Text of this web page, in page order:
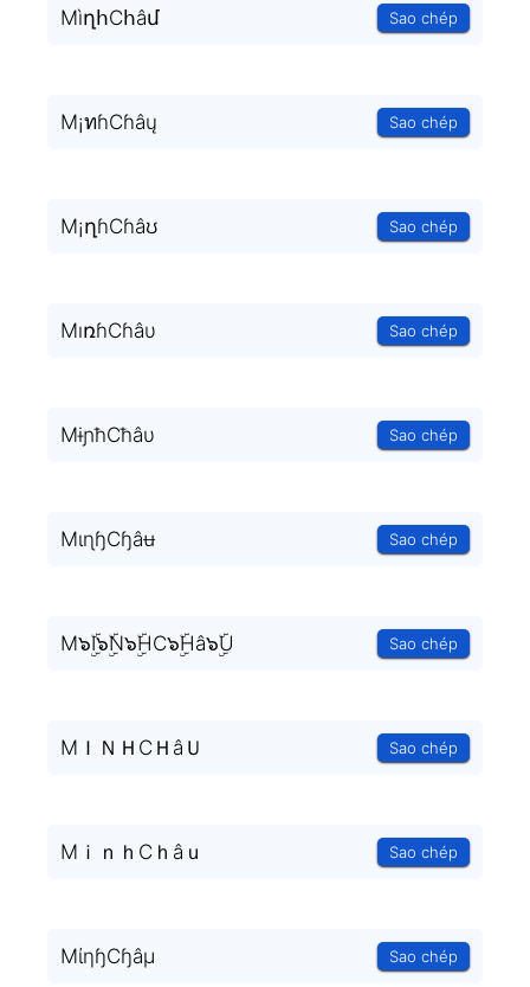
MìղհCհâմ Sao chép
M¡ทɦCɦâų Sao chép
M¡ղɦCɦâʊ Sao chép
MıռɦCɦâυ Sao chép
MɨɲħCħâυ Sao chép
MɩɳɧCɧâʉ Sao chép
M๖ۣۜI๖ۣۜN๖ۣۜHC๖ۣۜHâ๖ۣۜU Sao chép
MＩＮＨCＨâＵ Sao chép
MｉｎｈCｈâｕ Sao chép
MίηɧCɧâμ Sao chép